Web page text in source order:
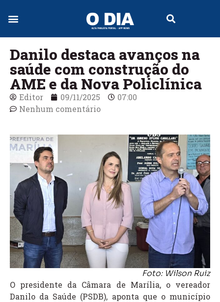
Danilo destaca avanços na
saúde com construção do
AME e da Nova Policlínica
Editor 09/11/2025
07:00
Nenhum comentário
Foto: Wilson Ruiz
O presidente da Câmara de Marília, o vereador
Danilo da Saúde (PSDB), aponta que o município